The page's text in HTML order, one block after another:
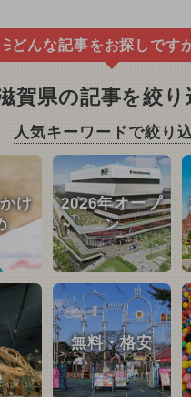
どんな記事をお探しです
賀県の記事を絞り
人気キーワードで絞り
け
2026年オープ
ン
無料・格安